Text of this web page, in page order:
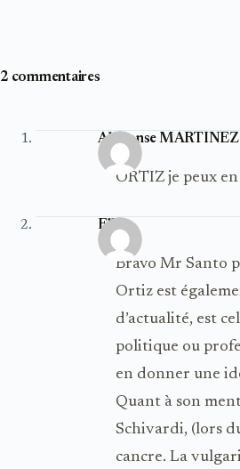
2 commentaires
Alphonse MARTINEZ
ORTIZ je peux
Elle
Bravo Mr Santo
Ortiz est
d’actualité, est
politique ou
en donner une
Quant à son
Schivardi, (lors
cancre. La